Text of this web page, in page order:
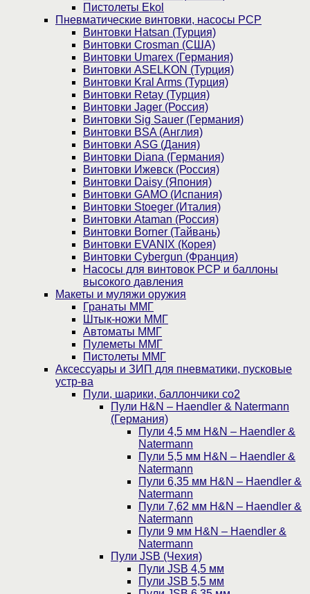
Пистолеты Ekol
Пневматические винтовки, насосы PCP
Винтовки Hatsan (Турция)
Винтовки Crosman (США)
Винтовки Umarex (Германия)
Винтовки ASELKON (Турция)
Винтовки Kral Arms (Турция)
Винтовки Retay (Турция)
Винтовки Jager (Россия)
Винтовки Sig Sauer (Германия)
Винтовки BSA (Англия)
Винтовки ASG (Дания)
Винтовки Diana (Германия)
Винтовки Ижевск (Россия)
Винтовки Daisy (Япония)
Винтовки GAMO (Испания)
Винтовки Stoeger (Италия)
Винтовки Ataman (Россия)
Винтовки Borner (Тайвань)
Винтовки EVANIX (Корея)
Винтовки Cybergun (Франция)
Насосы для винтовок PCP и баллоны
высокого давления
Макеты и муляжи оружия
Гранаты ММГ
Штык-ножи ММГ
Автоматы ММГ
Пулеметы ММГ
Пистолеты ММГ
Аксессуары и ЗИП для пневматики, пусковые
устр-ва
Пули, шарики, баллончики со2
Пули H&N – Haendler & Natermann
(Германия)
Пули 4,5 мм H&N – Haendler &
Natermann
Пули 5,5 мм H&N – Haendler &
Natermann
Пули 6,35 мм H&N – Haendler &
Natermann
Пули 7,62 мм H&N – Haendler &
Natermann
Пули 9 мм H&N – Haendler &
Natermann
Пули JSB (Чехия)
Пули JSB 4,5 мм
Пули JSB 5,5 мм